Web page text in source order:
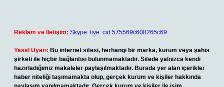
Reklam ve İletişim: Skype: live:.cid.575569c608265c69
Yasal Uyarı: Bu internet sitesi, herhangi bir marka, kurum veya şahıs
şirketi ile hiçbir bağlantısı bulunmamaktadır. Sitede yalnızca kendi
hazırladığımız makaleler paylaşılmaktadır. Burada yer alan içerikler
haber niteliği taşımamakta olup, gerçek kurum ve kişiler hakkında